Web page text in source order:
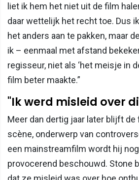
liet ik hem het niet uit de film
daar wettelijk het recht toe. Dus
het anders aan te pakken, maar
ik – eenmaal met afstand
regisseur, niet als ‘het meisje in
film beter maakte.”
"Ik werd misleid over
Meer dan dertig jaar later blijft de
scène, onderwerp van
een mainstreamfilm wordt hij
provocerend beschouwd. Stone